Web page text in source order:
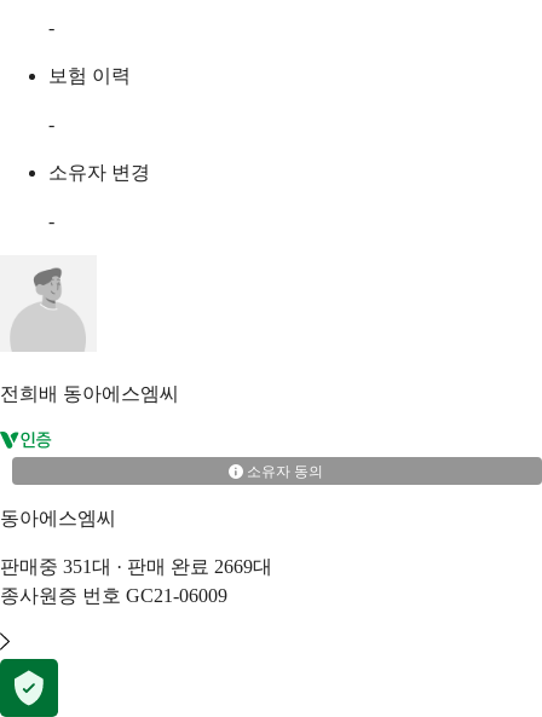
-
보험 이력
-
소유자 변경
-
전희배 동아에스엠씨
소유자 동의
동아에스엠씨
판매중 351대 · 판매 완료 2669대
종사원증 번호 GC21-06009